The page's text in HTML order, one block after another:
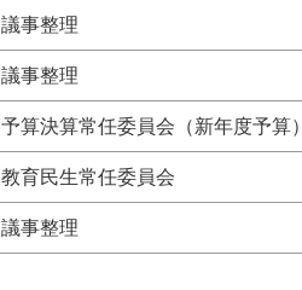
議事整理
議事整理
予算決算常任委員会（新年度予算）
教育民生常任委員会
議事整理